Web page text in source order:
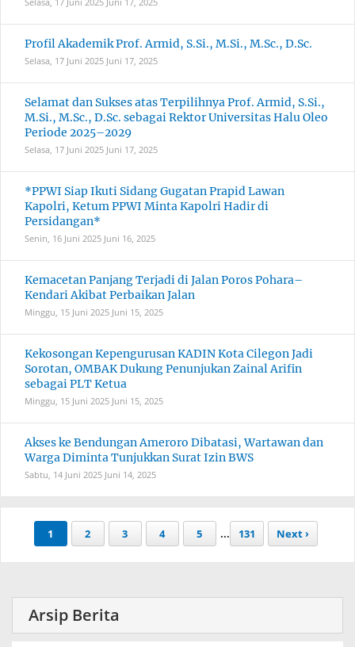
Profil Akademik Prof. Armid, S.Si., M.Si., M.Sc., D.Sc.
Selasa, 17 Juni 2025 Juni 17, 2025
Selamat dan Sukses atas Terpilihnya Prof. Armid, S.Si.,
M.Si., M.Sc., D.Sc. sebagai Rektor Universitas Halu Oleo
Periode 2025–2029
Selasa, 17 Juni 2025 Juni 17, 2025
*PPWI Siap Ikuti Sidang Gugatan Prapid Lawan
Kapolri, Ketum PPWI Minta Kapolri Hadir di
Persidangan*
Senin, 16 Juni 2025 Juni 16, 2025
Kemacetan Panjang Terjadi di Jalan Poros Pohara–
Kendari Akibat Perbaikan Jalan
Minggu, 15 Juni 2025 Juni 15, 2025
Kekosongan Kepengurusan KADIN Kota Cilegon Jadi
Sorotan, OMBAK Dukung Penunjukan Zainal Arifin
sebagai PLT Ketua
Minggu, 15 Juni 2025 Juni 15, 2025
Akses ke Bendungan Ameroro Dibatasi, Wartawan dan
Warga Diminta Tunjukkan Surat Izin BWS
Sabtu, 14 Juni 2025 Juni 14, 2025
1 2 3 4 5 ... 131 Next ›
Arsip Berita